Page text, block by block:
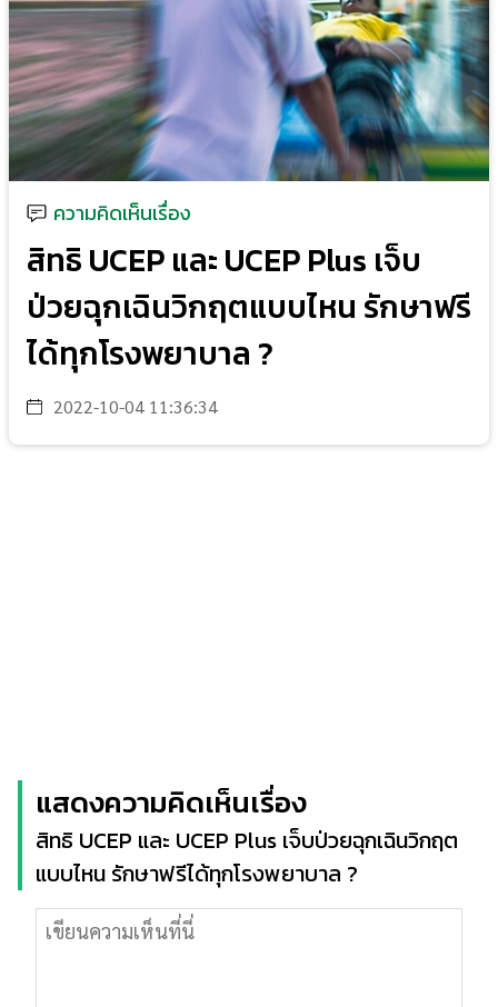
ความคิดเห็นเรื่อง
สิทธิ UCEP และ UCEP Plus เจ็บ
ป่วยฉุกเฉินวิกฤตแบบไหน รักษาฟรี
ได้ทุกโรงพยาบาล ?
2022-10-04 11:36:34
แสดงความคิดเห็นเรื่อง
สิทธิ UCEP และ UCEP Plus เจ็บป่วยฉุกเฉินวิกฤต
แบบไหน รักษาฟรีได้ทุกโรงพยาบาล ?